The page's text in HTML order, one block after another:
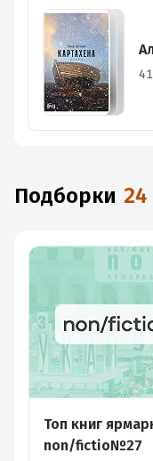
Подборки 24
Топ книг
non/fictio№27